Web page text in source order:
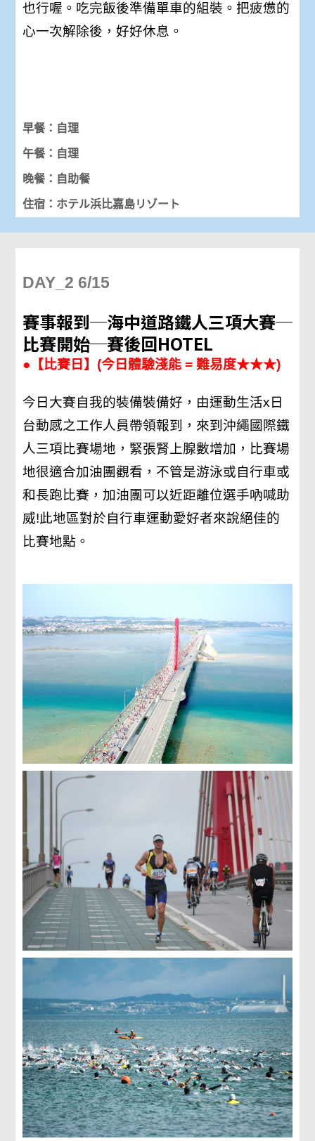
也行喔。吃完飯後準備單車的組裝。把疲憊的
心一次解除後，好好休息。
早餐：自理
午餐：自理
晚餐：自助餐
住宿：ホテル浜比嘉島リゾート
DAY_2 6/15
賽事報到─海中道路鐵人三項大賽─
比賽開始─賽後回HOTEL
●【比賽日】(今日體驗淺能 = 難易度★★★)
今日大賽自我的裝備裝備好，由運動生活x日
台動感之工作人員帶領報到，來到沖繩國際鐵
人三項比賽場地，緊張腎上腺數增加，比賽場
地很適合加油團觀看，不管是游泳或自行車或
和長跑比賽，加油團可以近距離位選手吶喊助
威!此地區對於自行車運動愛好者來說絕佳的
比賽地點。